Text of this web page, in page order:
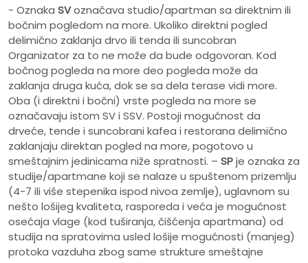
- Oznaka SVoznačava studio/apartman sa direktnim ili
bočnim pogledom na more. Ukoliko direktni pogled
delimično zaklanja drvo ili tenda ili suncobran
Organizator za to ne može da bude odgovoran. Kod
bočnog pogleda na more deo pogleda može da
zaklanja druga kuća, dok se sa dela terase vidi more.
Oba (i direktni i bočni) vrste pogleda na more se
označavaju istom SV i SSV. Postoji mogućnost da
drveće, tende i suncobrani kafea i restorana delimično
zaklanjaju direktan pogled na more, pogotovo u
smeštajnim jedinicama niže spratnosti. – SPje oznaka za
studije/apartmane koji se nalaze u spuštenom prizemlju
(4-7 ili više stepenika ispod nivoa zemlje), uglavnom su
nešto lošijeg kvaliteta, rasporeda i veća je mogućnost
osećaja vlage (kod tuširanja, čišćenja apartmana) od
studija na spratovima usled lošije mogućnosti (manjeg)
protoka vazduha zbog same strukture smeštajne